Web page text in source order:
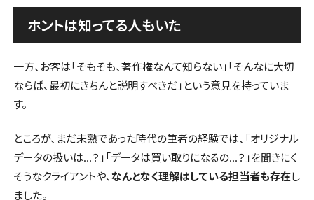
ホントは知ってる人もいた
一方、お客は「そもそも、著作権なんて知らない」「そんなに大切
ならば、最初にきちんと説明すべきだ」という意見を持っていま
す。
ところが、まだ未熟であった時代の筆者の経験では、「オリジナル
データの扱いは…？」「データは買い取りになるの…？」を聞きにく
そうなクライアントや、なんとなく理解はしている担当者も存在し
ました。